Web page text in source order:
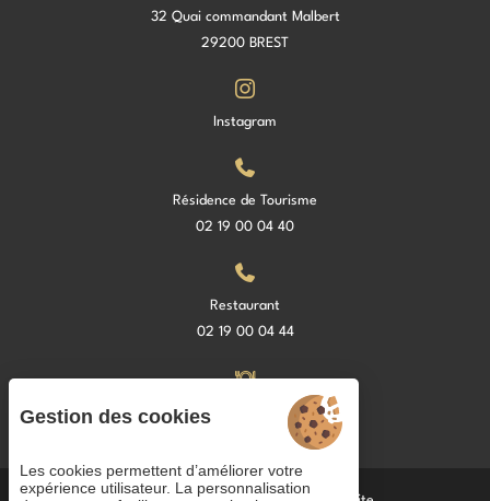
32 Quai commandant Malbert
29200 BREST
Instagram
Résidence de Tourisme
02 19 00 04 40
Restaurant
02 19 00 04 44
Restaurant La Croisette
Gestion des cookies
Les cookies permettent d’améliorer votre
expérience utilisateur. La personnalisation